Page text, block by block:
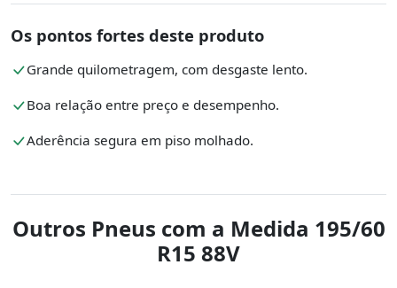
Os pontos fortes deste produto
Grande quilometragem, com desgaste lento.
Boa relação entre preço e desempenho.
Aderência segura em piso molhado.
Outros Pneus com a Medida 195/60
R15 88V